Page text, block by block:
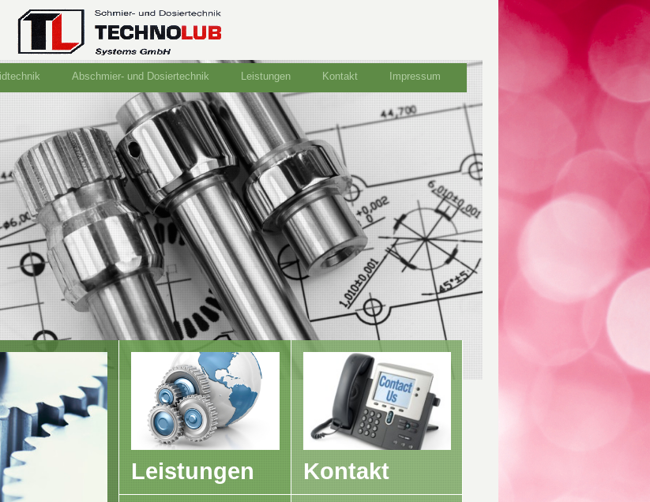
Abschmier- und Dosiertechnik Leistungen Kontakt Impressum
Leistungen Kontakt